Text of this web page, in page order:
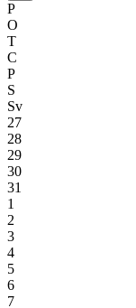
P
O
T
C
P
S
Sv
27
28
29
30
31
1
2
3
4
5
6
7